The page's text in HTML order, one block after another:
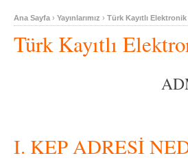
Ana Sayfa › Yayınlarımız › Türk Kayıtlı
Türk Kayıtlı
I. KEP ADRESİ